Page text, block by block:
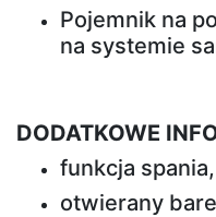
Pojemnik na
na systemie
DODATKOWE
funkcja spania,
otwierany